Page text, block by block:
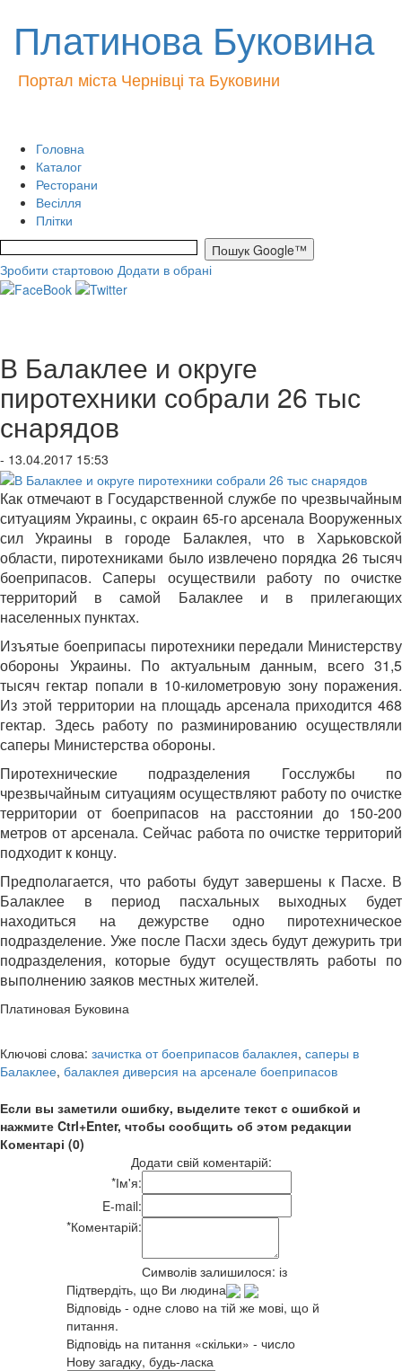
Платинова Буковина
Портал міста Чернівці та Буковини
Головна
Каталог
Ресторани
Весілля
Плітки
Зробити стартовою Додати в обрані
В Балаклее и округе
пиротехники собрали 26 тыс
снарядов
- 13.04.2017 15:53
Как отмечают в Государственной службе по чрезвычайным
ситуациям Украины, с окраин 65-го арсенала Вооруженных
сил Украины в городе Балаклея, что в Харьковской
области, пиротехниками было извлечено порядка 26 тысяч
боеприпасов. Саперы осуществили работу по очистке
территорий в самой Балаклее и в прилегающих
населенных пунктах.
Изъятые боеприпасы пиротехники передали Министерству
обороны Украины. По актуальным данным, всего 31,5
тысяч гектар попали в 10-километровую зону поражения.
Из этой территории на площадь арсенала приходится 468
гектар. Здесь работу по разминированию осуществляли
саперы Министерства обороны.
Пиротехнические подразделения Госслужбы по
чрезвычайным ситуациям осуществляют работу по очистке
территории от боеприпасов на расстоянии до 150-200
метров от арсенала. Сейчас работа по очистке территорий
подходит к концу.
Предполагается, что работы будут завершены к Пасхе. В
Балаклее в период пасхальных выходных будет
находиться на дежурстве одно пиротехническое
подразделение. Уже после Пасхи здесь будут дежурить три
подразделения, которые будут осуществлять работы по
выполнению заяков местных жителей.
Платиновая Буковина
Ключові слова: зачистка от боеприпасов балаклея, саперы в
Балаклее, балаклея диверсия на арсенале боеприпасов
Если вы заметили ошибку, выделите текст с ошибкой и
нажмите Ctrl+Enter, чтобы сообщить об этом редакции
Коментарі (0)
Додати свій коментарій:
*Ім'я:
E-mail:
*Коментарій:
Символів залишилося: із
Підтвердіть, що Ви людина
Відповідь - одне слово на тій же мові, що й
питання.
Відповідь на питання «скільки» - число
Нову загадку, будь-ласка